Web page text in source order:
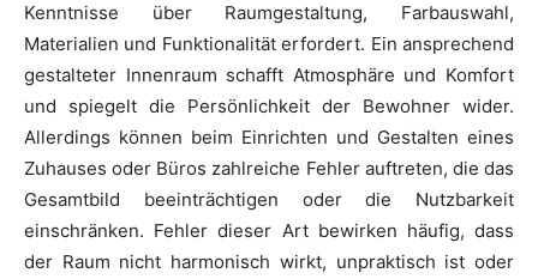
Kenntnisse über Raumgestaltung, Farbauswahl,
Materialien und Funktionalität erfordert. Ein ansprechend
gestalteter Innenraum schafft Atmosphäre und Komfort
und spiegelt die Persönlichkeit der Bewohner wider.
Allerdings können beim Einrichten und Gestalten eines
Zuhauses oder Büros zahlreiche Fehler auftreten, die das
Gesamtbild beeinträchtigen oder die Nutzbarkeit
einschränken. Fehler dieser Art bewirken häufig, dass
der Raum nicht harmonisch wirkt, unpraktisch ist oder